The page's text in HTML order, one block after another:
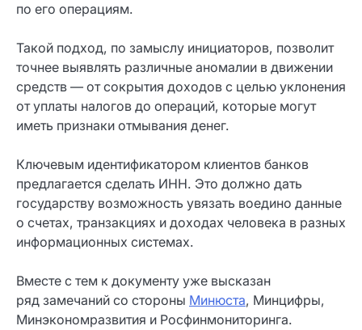
по его операциям.
Такой подход, по замыслу инициаторов, позволит
точнее выявлять различные аномалии в движении
средств — от сокрытия доходов с целью уклонения
от уплаты налогов до операций, которые могут
иметь признаки отмывания денег.
Ключевым идентификатором клиентов банков
предлагается сделать ИНН. Это должно дать
государству возможность увязать воедино данные
о счетах, транзакциях и доходах человека в разных
информационных системах.
Вместе с тем к документу уже высказан
ряд замечаний со стороны Минюста, Минцифры,
Минэкономразвития и Росфинмониторинга.